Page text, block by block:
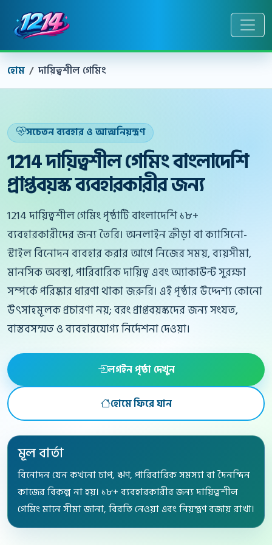
হোম দায়িত্বশীল গেমিং
সচেতন ব্যবহার ও আত্মনিয়ন্ত্রণ
1214 দায়িত্বশীল গেমিং বাংলাদেশি
প্রাপ্তবয়স্ক ব্যবহারকারীর জন্য
1214 দায়িত্বশীল গেমিং পৃষ্ঠাটি বাংলাদেশি ১৮+
ব্যবহারকারীদের জন্য তৈরি। অনলাইন ক্রীড়া বা ক্যাসিনো-
স্টাইল বিনোদন ব্যবহার করার আগে নিজের সময়, ব্যয়সীমা,
মানসিক অবস্থা, পারিবারিক দায়িত্ব এবং অ্যাকাউন্ট সুরক্ষা
সম্পর্কে পরিষ্কার ধারণা থাকা জরুরি। এই পৃষ্ঠার উদ্দেশ্য কোনো
উৎসাহমূলক প্রচারণা নয়; বরং প্রাপ্তবয়স্কদের জন্য সংযত,
বাস্তবসম্মত ও ব্যবহারযোগ্য নির্দেশনা দেওয়া।
লগইন পৃষ্ঠা দেখুন
হোমে ফিরে যান
মূল বার্তা
বিনোদন যেন কখনো চাপ, ঋণ, পারিবারিক সমস্যা বা দৈনন্দিন
কাজের বিকল্প না হয়। ১৮+ ব্যবহারকারীর জন্য দায়িত্বশীল
গেমিং মানে সীমা জানা, বিরতি নেওয়া এবং নিয়ন্ত্রণ বজায় রাখা।